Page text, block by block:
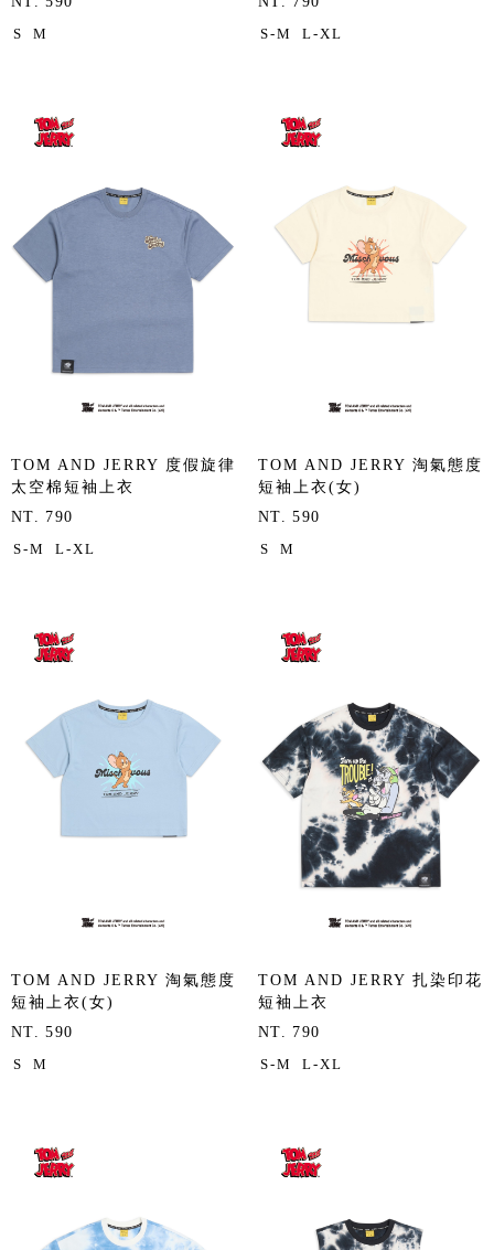
S M S-M L-XL
TOM AND JERRY 度假旋律
太空棉短袖上衣
NT. 790
S-M L-XL
TOM AND JERRY 淘氣態度
短袖上衣(女)
NT. 590
S M
TOM AND JERRY 淘氣態度
短袖上衣(女)
NT. 590
S M
TOM AND JERRY 扎染印花
短袖上衣
NT. 790
S-M L-XL